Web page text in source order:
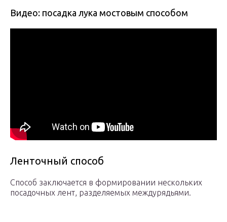
Видео: посадка лука мостовым способом
Ленточный способ
Способ заключается в формировании нескольких
посадочных лент, разделяемых междурядьями.